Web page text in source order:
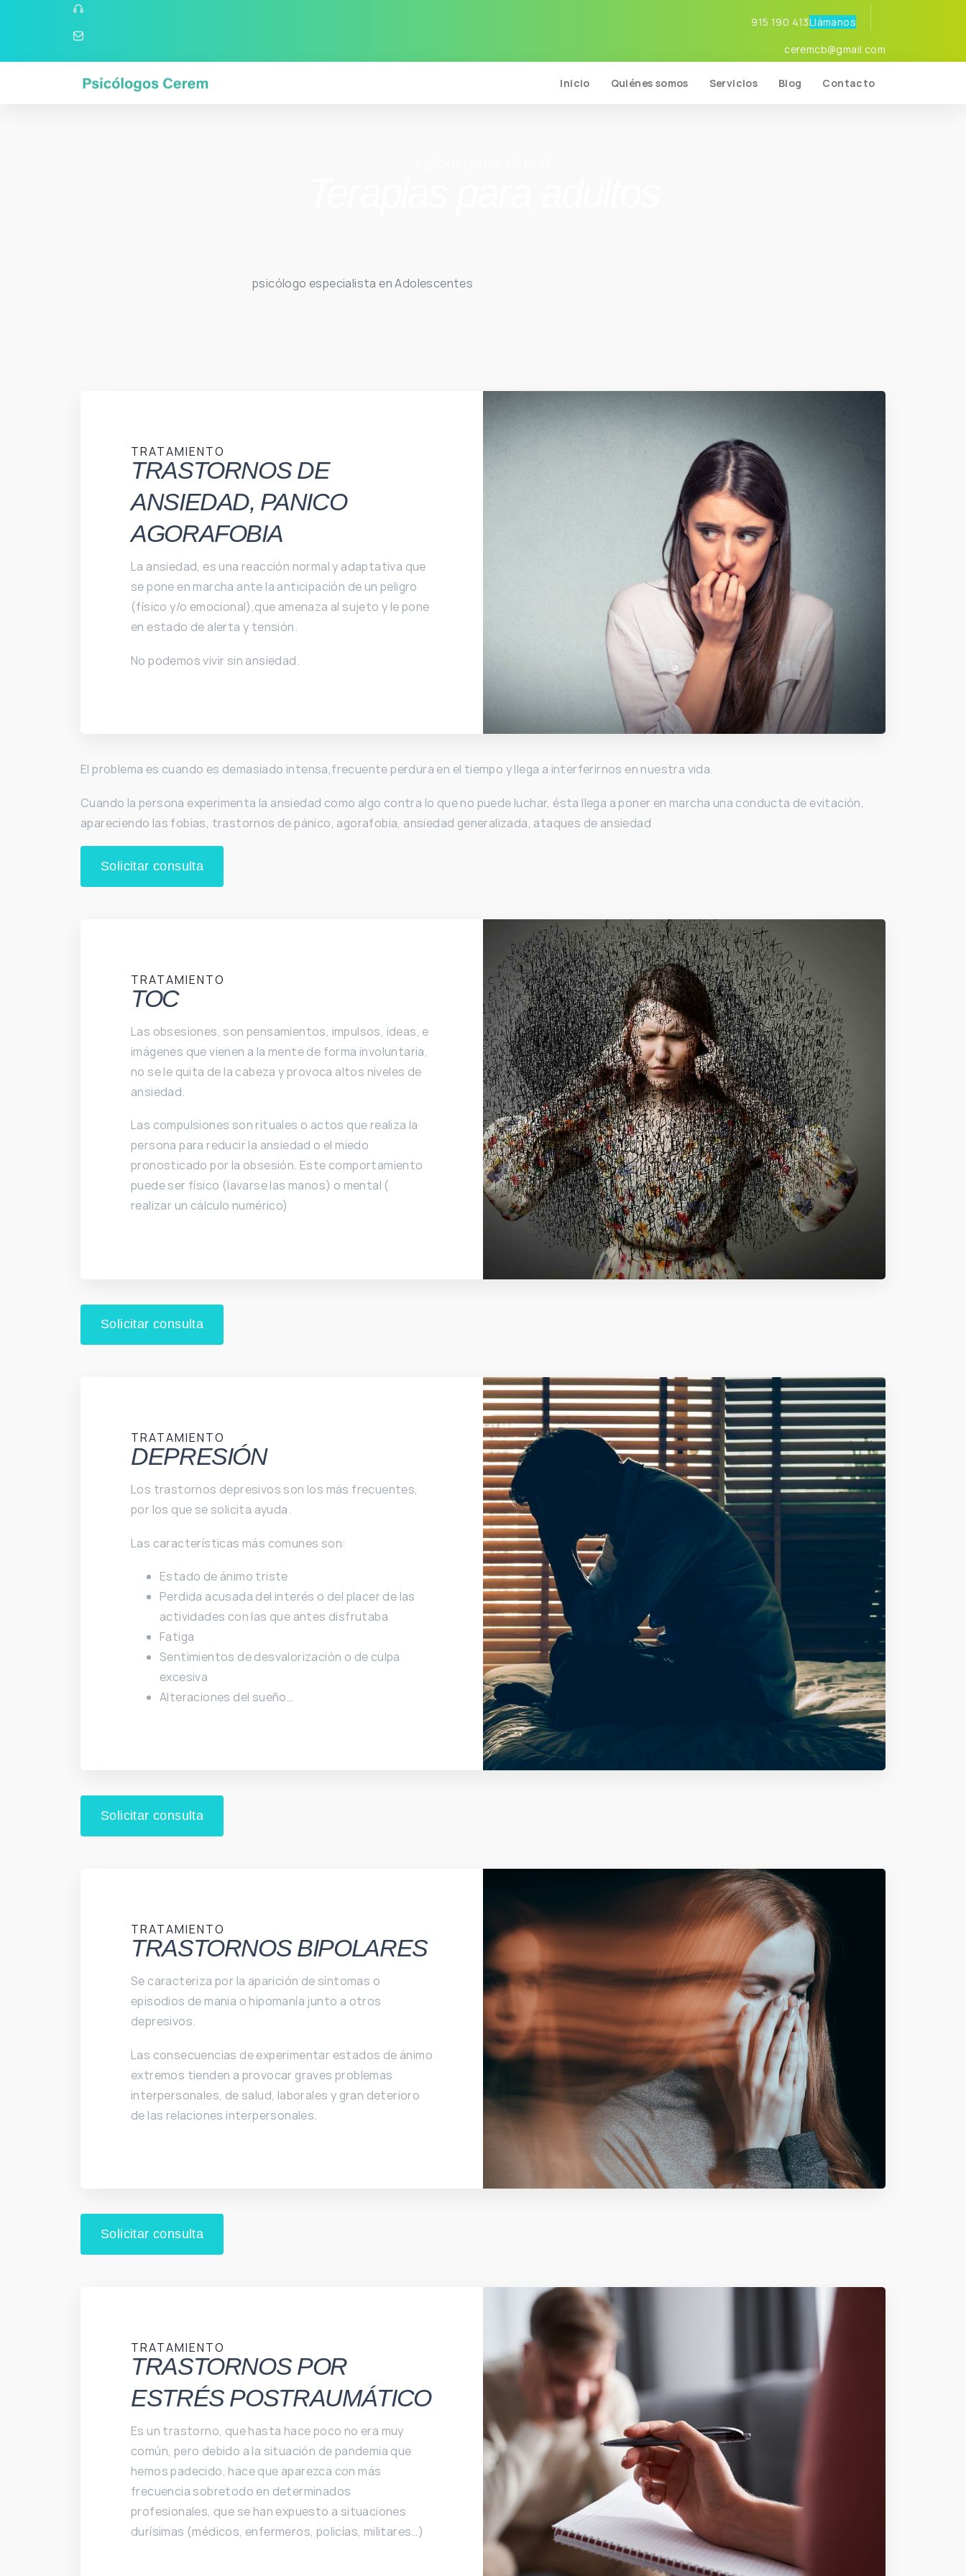
915 190 413Llámanos
ceremcb@gmail.com
Inicio Quiénes somos Servicios Blog Contacto
psicólogo especialista en Adolescentes
TRATAMIENTO
TRASTORNOS DE
ANSIEDAD, PANICO
AGORAFOBIA
La ansiedad, es una reacción normal y adaptativa que
se pone en marcha ante la anticipación de un peligro
(físico y/o emocional),que amenaza al sujeto y le pone
en estado de alerta y tensión.
No podemos vivir sin ansiedad.
El problema es cuando es demasiado intensa,frecuente perdura en el tiempo y llega a interferirnos en nuestra vida.
Cuando la persona experimenta la ansiedad como algo contra lo que no puede luchar, ésta llega a poner en marcha una conducta de evitación,
apareciendo las fobias, trastornos de pánico, agorafobia, ansiedad generalizada, ataques de ansiedad
Solicitar consulta
TRATAMIENTO
TOC
Las obsesiones, son pensamientos, impulsos, ideas, e
imágenes que vienen a la mente de forma involuntaria,
no se le quita de la cabeza y provoca altos niveles de
ansiedad.
Las compulsiones son rituales o actos que realiza la
persona para reducir la ansiedad o el miedo
pronosticado por la obsesión. Este comportamiento
puede ser físico (lavarse las manos) o mental (
realizar un cálculo numérico)
Solicitar consulta
TRATAMIENTO
DEPRESIÓN
Los trastornos depresivos son los más frecuentes,
por los que se solicita ayuda.
Las características más comunes son:
Estado de ánimo triste
Perdida acusada del interés o del placer de las
actividades con las que antes disfrutaba
Fatiga
Sentimientos de desvalorización o de culpa
excesiva
Alteraciones del sueño…
Solicitar consulta
TRATAMIENTO
TRASTORNOS BIPOLARES
Se caracteriza por la aparición de síntomas o
episodios de mania o hipomanía junto a otros
depresivos.
Las consecuencias de experimentar estados de ánimo
extremos tienden a provocar graves problemas
interpersonales, de salud, laborales y gran deterioro
de las relaciones interpersonales.
Solicitar consulta
TRATAMIENTO
TRASTORNOS POR
ESTRÉS POSTRAUMÁTICO
Es un trastorno, que hasta hace poco no era muy
común, pero debido a la situación de pandemia que
hemos padecido, hace que aparezca con más
frecuencia sobretodo en determinados
profesionales, que se han expuesto a situaciones
durísimas (médicos, enfermeros, policías, militares…)